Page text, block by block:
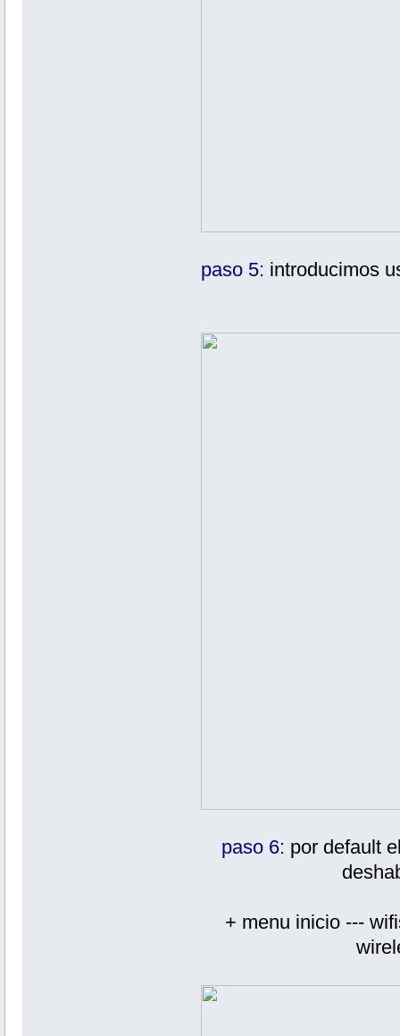
paso 5: introducimos
paso 6: por default
+ menu inicio ---